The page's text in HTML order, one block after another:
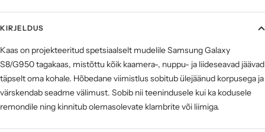
KIRJELDUS
Kaas on projekteeritud spetsiaalselt mudelile Samsung Galaxy
S8/G950 tagakaas, mistõttu kõik kaamera-, nuppu- ja liideseavad jäävad
täpselt oma kohale. Hõbedane viimistlus sobitub ülejäänud korpusega ja
värskendab seadme välimust. Sobib nii teenindusele kui ka kodusele
remondile ning kinnitub olemasolevate klambrite või liimiga.